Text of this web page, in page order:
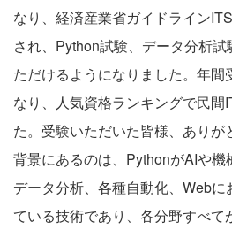
なり、経済産業省ガイドライン
され、Python試験、データ分析
ただけるようになりました。年間
なり、人気資格ランキングで民間
た。受験いただいた皆様、あり
背景にあるのは、PythonがAIや
データ分析、各種自動化、Web
ている技術であり、各分野すべて